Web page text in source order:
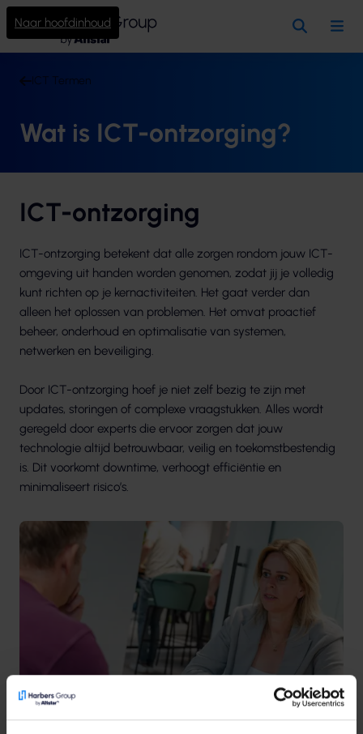
Naar hoofdinhoud
Zoeken
ICT Termen
Wat is ICT-ontzorging?
ICT-ontzorging
ICT-ontzorging betekent dat alle zorgen rondom jouw ICT-
omgeving uit handen worden genomen, zodat jij je volledig
kunt richten op je kernactiviteiten. Het gaat verder dan
alleen het oplossen van problemen. Het omvat proactief
beheer, onderhoud en optimalisatie van systemen,
netwerken en beveiliging.
Door ICT-ontzorging hoef je niet zelf bezig te zijn met
updates, storingen of complexe vraagstukken. Alles wordt
geregeld door experts die ervoor zorgen dat jouw
technologie altijd betrouwbaar, veilig en toekomstbestendig
is. Dit voorkomt downtime, verhoogt efficiëntie en
minimaliseert risico’s.